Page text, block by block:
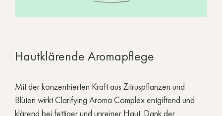
Hautklärende Aromapflege
Mit der konzentrierten Kraft aus Zitruspflanzen und
Blüten wirkt Clarifying Aroma Complex entgiftend und
klärend bei fettiger und unreiner Haut. Dank der